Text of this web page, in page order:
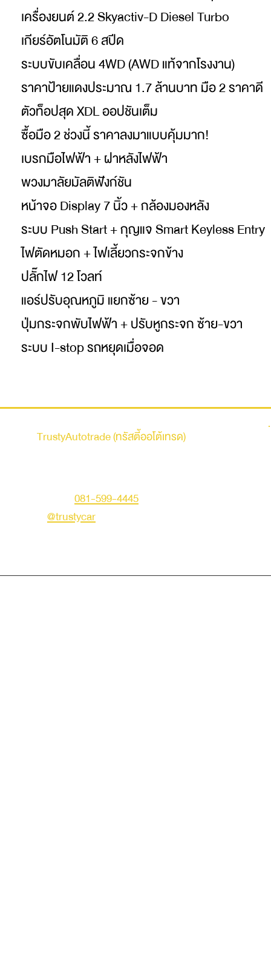
เครื่องยนต์ 2.2 Skyactiv-D Diesel Turbo
เกียร์อัตโนมัติ 6 สปีด
ระบบขับเคลื่อน 4WD (AWD แท้จากโรงงาน)
ราคาป้ายแดงประมาณ 1.7 ล้านบาท มือ 2 ราคาดี
ตัวท็อปสุด XDL ออปชันเต็ม
ซื้อมือ 2 ช่วงนี้ ราคาลงมาแบบคุ้มมาก!
เบรกมือไฟฟ้า + ฝาหลังไฟฟ้า
พวงมาลัยมัลติฟังก์ชัน
หน้าจอ Display 7 นิ้ว + กล้องมองหลัง
ระบบ Push Start + กุญแจ Smart Keyless Entry
ไฟตัดหมอก + ไฟเลี้ยวกระจกข้าง
ปลั๊กไฟ 12 โวลท์
แอร์ปรับอุณหภูมิ แยกซ้าย - ขวา
ปุ่มกระจกพับไฟฟ้า + ปรับหูกระจก ซ้าย-ขวา
ระบบ I-stop รถหยุดเมื่อจอด
TrustyAutotrade (ทรัสตี้ออโต้เทรด)
081-599-4445
@trustycar